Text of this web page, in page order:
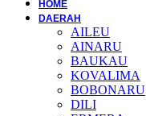
HOME
DAERAH
AILEU
AINARU
BAUKAU
KOVALIMA
BOBONARU
DILI